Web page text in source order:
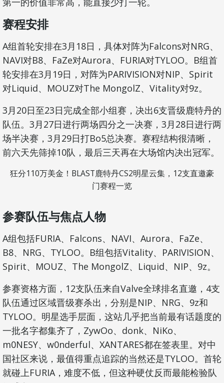
赛程安排
A组首轮安排在3月18日，具体对阵为Falcons对NRG、
NAVI对B8、FaZe对Aurora、FURIA对TYLOO。B组首
轮安排在3月19日，对阵为PARIVISION对NIP、Spirit
对Liquid、MOUZ对The MongolZ、Vitality对9z。
3月20日至23日完成全部小组赛，决出6支晋级鹿特丹的
队伍。3月27日进行两场四分之一决赛，3月28日进行两
场半决赛，3月29日打Bo5总决赛。赛程结构很清晰，
前六天先筛掉10队，最后三天再在大场馆内决出冠军。
狂分110万美金！BLAST鹿特丹CS2明星云集，12支直邀豪
门赛程一览
参赛队伍与焦点人物
A组包括FURIA、Falcons、NAVI、Aurora、FaZe、
B8、NRG、TYLOO。B组包括Vitality、PARIVISION、
Spirit、MOUZ、The MongolZ、Liquid、NIP、9z。
参赛资格方面，12支队伍来自Valve全球排名直邀，4支
队伍通过区域晋级赛杀出，分别是NIP、NRG、9z和
TYLOO。明星选手层面，这站几乎把当前最有话题度的
一批名字都集齐了，ZywOo、donk、NiKo、
m0NESY、w0nderful、XANTARES都在签表里。对中
国社区来说，最值得重点追踪的当然还是TYLOO。首轮
就碰上FURIA，难度不低，但这种硬仗反而最能检验队